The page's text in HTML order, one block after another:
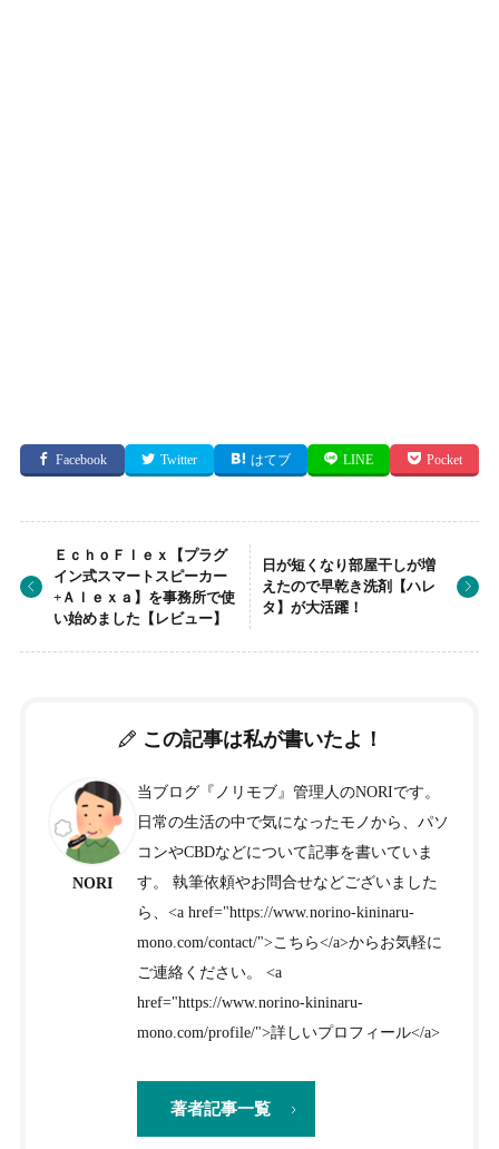
Facebook Twitter はてブ LINE Pocket
ＥｃｈｏＦｌｅｘ【プラグ
イン式スマートスピーカー
+Ａｌｅｘａ】を事務所で使
い始めました【レビュー】
日が短くなり部屋干しが増
えたので早乾き洗剤【ハレ
タ】が大活躍！
この記事は私が書いたよ！
NORI
当ブログ『ノリモブ』管理人のNORIです。
日常の生活の中で気になったモノから、パソ
コンやCBDなどについて記事を書いていま
す。 執筆依頼やお問合せなどございました
ら、<a href="https://www.norino-kininaru-
mono.com/contact/">こちら</a>からお気軽に
ご連絡ください。 <a
href="https://www.norino-kininaru-
mono.com/profile/">詳しいプロフィール</a>
著者記事一覧